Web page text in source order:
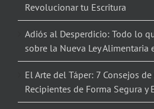
Revolucionar tu Escritura
Adiós al Desperdicio: Todo lo
sobre la Nueva Ley Alimentaria
El Arte del Táper: 7 Consejos
Recipientes de Forma Segura y